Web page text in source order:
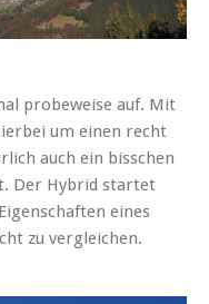
probeweise auf. Mit
um einen recht
auch ein bisschen
Der Hybrid startet
eines
zu vergleichen.